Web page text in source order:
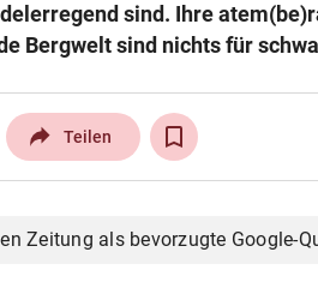
sind. Ihre
Bergwelt sind nichts für
Teilen
Zeitung als bevorzugte Google-